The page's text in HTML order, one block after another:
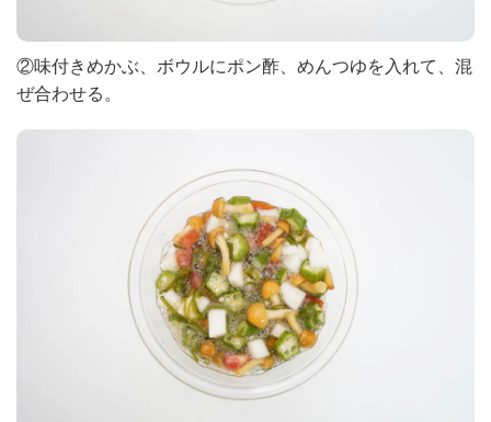
②味付きめかぶ、ボウルにポン酢、めんつゆを入れて、混
ぜ合わせる。